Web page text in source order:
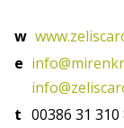
w
e
t 00386 31 310